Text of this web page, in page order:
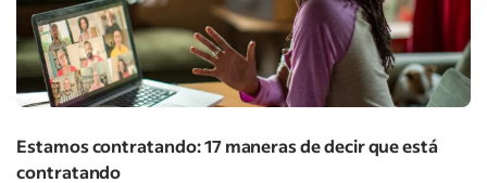
Estamos contratando: 17 maneras de decir que está
contratando